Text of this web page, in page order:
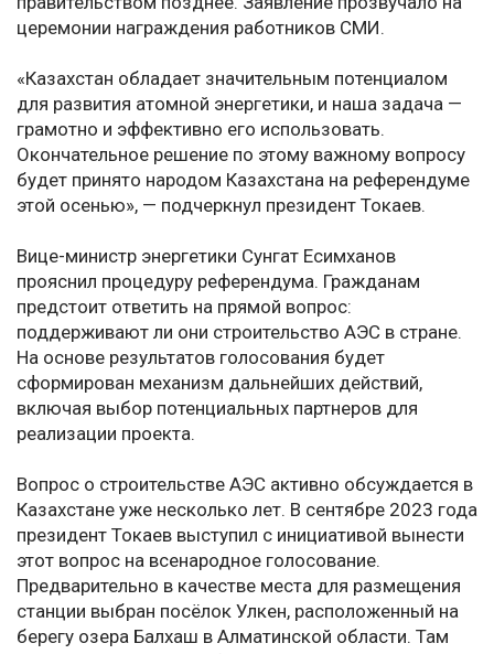
церемонии награждения работников СМИ.
«Казахстан обладает значительным потенциалом
для развития атомной энергетики, и наша задача —
грамотно и эффективно его использовать.
Окончательное решение по этому важному вопросу
будет принято народом Казахстана на референдуме
этой осенью», — подчеркнул президент Токаев.
Вице-министр энергетики Сунгат Есимханов
прояснил процедуру референдума. Гражданам
предстоит ответить на прямой вопрос:
поддерживают ли они строительство АЭС в стране.
На основе результатов голосования будет
сформирован механизм дальнейших действий,
включая выбор потенциальных партнеров для
реализации проекта.
Вопрос о строительстве АЭС активно обсуждается в
Казахстане уже несколько лет. В сентябре 2023 года
президент Токаев выступил с инициативой вынести
этот вопрос на всенародное голосование.
Предварительно в качестве места для размещения
станции выбран посёлок Улкен, расположенный на
берегу озера Балхаш в Алматинской области. Там